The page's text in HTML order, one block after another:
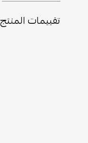
تقييمات المنتج